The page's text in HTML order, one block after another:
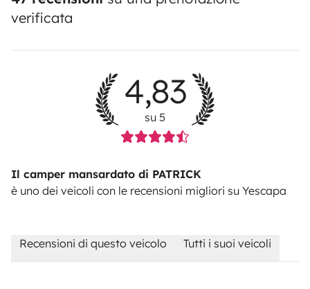
verificata
4,83
su 5
Il camper mansardato di PATRICK
è uno dei veicoli con le recensioni migliori su Yescapa
Recensioni di questo veicolo Tutti i suoi veicoli